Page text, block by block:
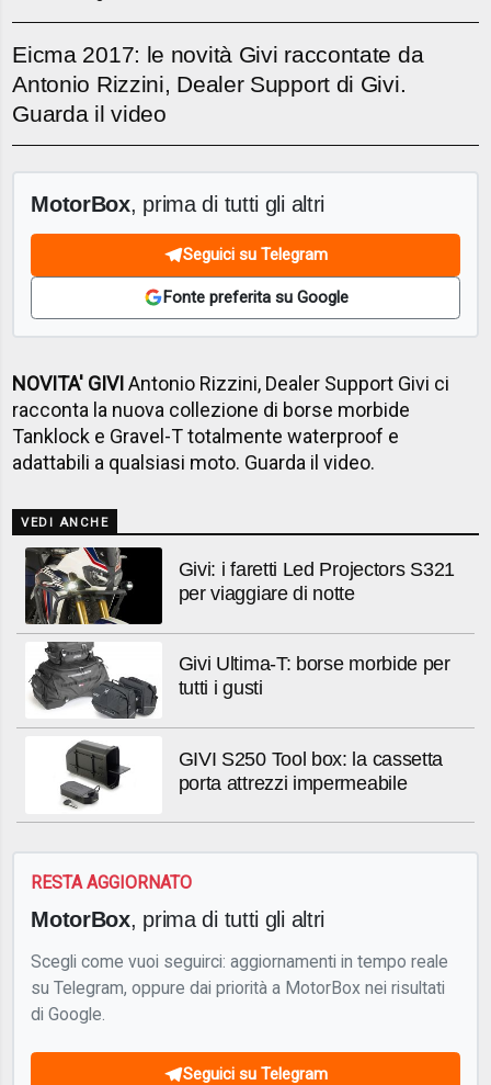
Eicma 2017: le novità Givi raccontate da
Antonio Rizzini, Dealer Support di Givi.
Guarda il video
MotorBox, prima di tutti gli altri
Seguici su Telegram
Fonte preferita su Google
NOVITA' GIVIAntonio Rizzini, Dealer Support Givi ci
racconta la nuova collezione di borse morbide
Tanklock e Gravel-T totalmente waterproof e
adattabili a qualsiasi moto. Guarda il video.
VEDI ANCHE
Givi: i faretti Led Projectors S321
per viaggiare di notte
Givi Ultima-T: borse morbide per
tutti i gusti
GIVI S250 Tool box: la cassetta
porta attrezzi impermeabile
RESTA AGGIORNATO
MotorBox, prima di tutti gli altri
Scegli come vuoi seguirci: aggiornamenti in tempo reale
su Telegram, oppure dai priorità a MotorBox nei risultati
di Google.
Seguici su Telegram